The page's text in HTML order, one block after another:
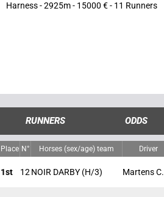
Harness - 2925m - 15000 € - 11 Runners
RUNNERS ODDS
Place N° Horses (sex/age) team Driver
1st 12 NOIR DARBY (H/3) Martens C.